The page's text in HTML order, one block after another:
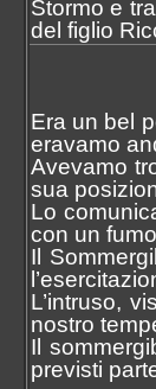
Stormo e
del figlio
Era un bel
eravamo
Avevamo
sua
Lo
con un
Il
L’intruso,
nostro
Il
previsti